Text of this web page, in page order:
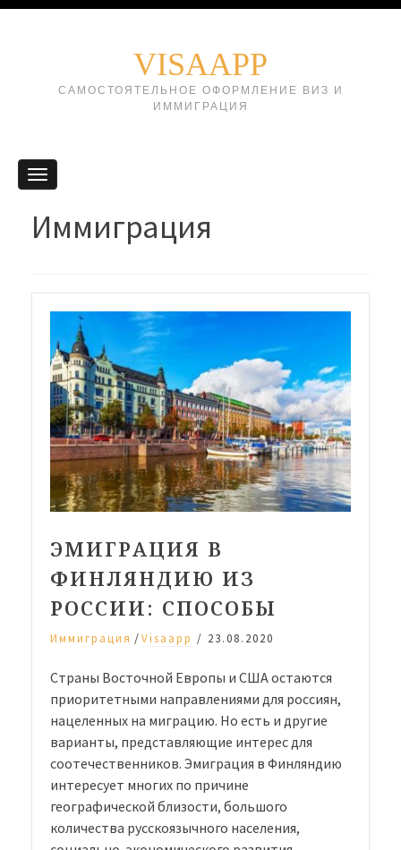
VISAAPP
САМОСТОЯТЕЛЬНОЕ ОФОРМЛЕНИЕ ВИЗ И
ИММИГРАЦИЯ
Иммиграция
ЭМИГРАЦИЯ В
ФИНЛЯНДИЮ ИЗ
РОССИИ: СПОСОБЫ
Иммиграция /Visaapp / 23.08.2020
Страны Восточной Европы и США остаются
приоритетными направлениями для россиян,
нацеленных на миграцию. Но есть и другие
варианты, представляющие интерес для
соотечественников. Эмиграция в Финляндию
интересует многих по причине
географической близости, большого
количества русскоязычного населения,